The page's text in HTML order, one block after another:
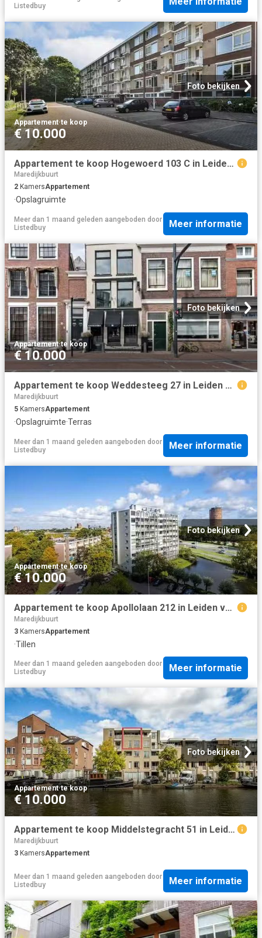
Listedbuy
Foto bekijken
Appartement·te koop
€ 10.000
Appartement te koop Hogewoerd 103 C in Leiden voor € 325.000
Maredijkbuurt
2 KamersAppartement
·Opslagruimte
Meer dan 1 maand geleden aangeboden door
Listedbuy
Meer informatie
Foto bekijken
Appartement·te koop
€ 10.000
Appartement te koop Weddesteeg 27 in Leiden voor € 650.000
Maredijkbuurt
5 KamersAppartement
·Opslagruimte·Terras
Meer dan 1 maand geleden aangeboden door
Listedbuy
Meer informatie
Foto bekijken
Appartement·te koop
€ 10.000
Appartement te koop Apollolaan 212 in Leiden voor € 375.000
Maredijkbuurt
3 KamersAppartement
·Tillen
Meer dan 1 maand geleden aangeboden door
Listedbuy
Meer informatie
Foto bekijken
Appartement·te koop
€ 10.000
Appartement te koop Middelstegracht 51 in Leiden voor € 400.000
Maredijkbuurt
3 KamersAppartement
Meer dan 1 maand geleden aangeboden door
Listedbuy
Meer informatie